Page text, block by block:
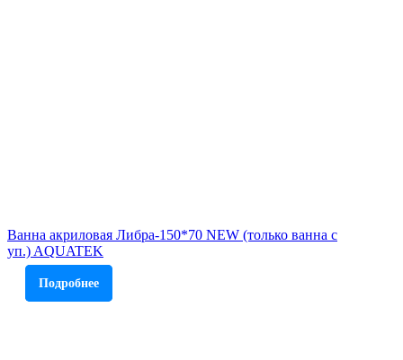
Ванна акриловая Либра-150*70 NEW (только ванна с
уп.) AQUATEK
Подробнее